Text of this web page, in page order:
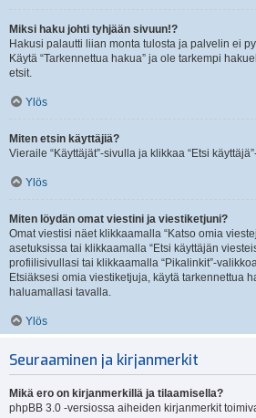
Miksi haku johti tyhjään sivuun!?
Hakusi palautti liian monta tulosta ja palvelin ei
Käytä “Tarkennettua hakua” ja ole tarkempi
etsit.
Ylös
Miten etsin käyttäjiä?
Vieraile “Käyttäjät”-sivulla ja klikkaa “Etsi
Ylös
Miten löydän omat viestini ja viestiketjuni?
Omat viestisi näet klikkaamalla “Katso omia
asetuksissa tai klikkaamalla “Etsi käyttäjän
profiilisivullasi tai klikkaamalla “Pikalinkit”-
Etsiäksesi omia viestiketjuja, käytä tarkennettua
haluamallasi tavalla.
Ylös
Seuraaminen ja kirjanmerkit
Mikä ero on kirjanmerkillä ja tilaamisella?
phpBB 3.0 -versiossa aiheiden kirjanmerkit